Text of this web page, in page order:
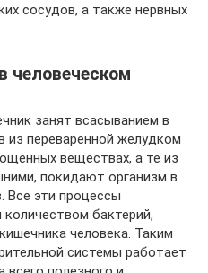
сосудов, а также нервных
человеческом
занят всасыванием в
из переваренной желудком
веществах, а те из
покидают организм в
Все эти процессы
бактерий,
человека. Таким
системы работает